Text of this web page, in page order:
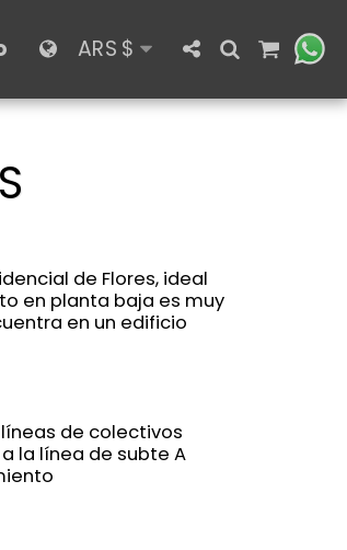
ARS $
de Flores, ideal
en planta baja es muy
en un edificio
de colectivos
la línea de subte A